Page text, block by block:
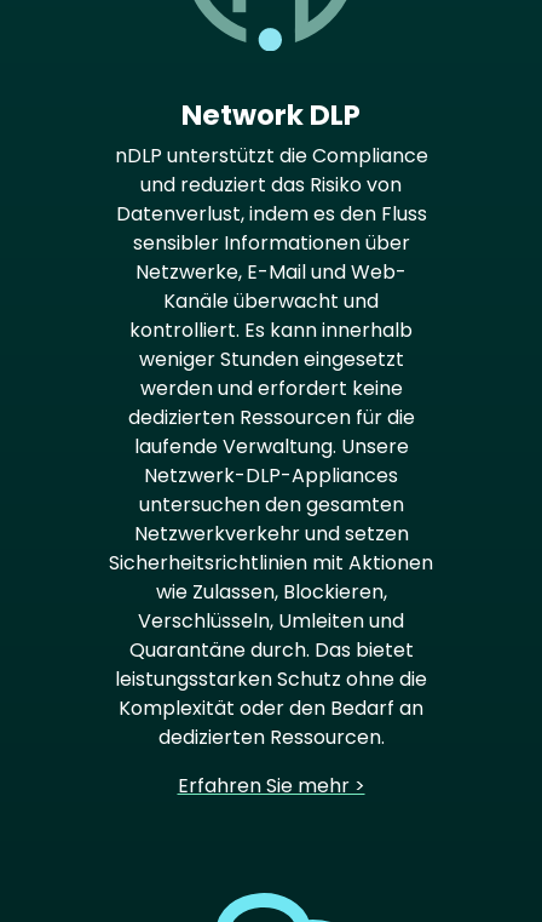
Network DLP
nDLP unterstützt die Compliance
und reduziert das Risiko von
Datenverlust, indem es den Fluss
sensibler Informationen über
Netzwerke, E-Mail und Web-
Kanäle überwacht und
kontrolliert. Es kann innerhalb
weniger Stunden eingesetzt
werden und erfordert keine
dedizierten Ressourcen für die
laufende Verwaltung. Unsere
Netzwerk-DLP-Appliances
untersuchen den gesamten
Netzwerkverkehr und setzen
Sicherheitsrichtlinien mit Aktionen
wie Zulassen, Blockieren,
Verschlüsseln, Umleiten und
Quarantäne durch. Das bietet
leistungsstarken Schutz ohne die
Komplexität oder den Bedarf an
dedizierten Ressourcen.
Erfahren Sie mehr >